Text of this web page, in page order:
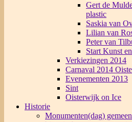
Gert de
plastic
Saskia van
Lilian van
Peter van
Start Kunst
Verkiezingen 2014
Carnaval 2014
Evenementen 2013
Sint
Oisterwijk on Ice
Historie
Monumenten(dag)